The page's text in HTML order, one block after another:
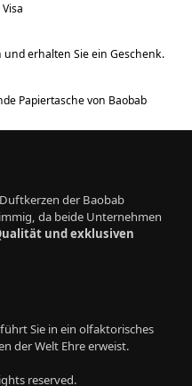
erhalten Sie ein Geschenk.
Papiertasche von Baobab
Duftkerzen der Baobab
da beide Unternehmen
und exklusiven
Sie in ein olfaktorisches
der Welt Ehre erweist.
reserved.